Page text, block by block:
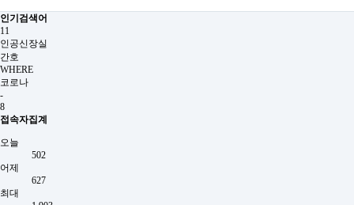
인기검색어
11
인공신장실
간호
WHERE
코로나
-
8
접속자집계
오늘
502
어제
627
최대